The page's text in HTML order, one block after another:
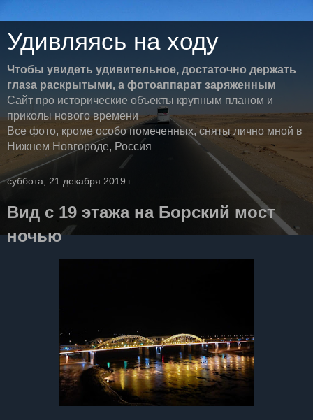
Удивляясь на ходу
Чтобы увидеть удивительное, достаточно держать
глаза раскрытыми, а фотоаппарат заряженным
Сайт про исторические объекты крупным планом и
приколы нового времени
Все фото, кроме особо помеченных, сняты лично мной в
Нижнем Новгороде, Россия
суббота, 21 декабря 2019 г.
Вид с 19 этажа на Борский мост
ночью